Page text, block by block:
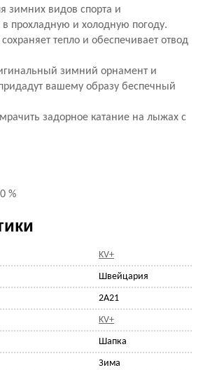
зимних видов спорта и
прохладную и холодную погоду.
тепло и обеспечивает отвод
зимний орнамент и
вашему образу беспечный
задорное катание на лыжах с
%
KV+
Швейцария
2A21
KV+
Шапка
Зима